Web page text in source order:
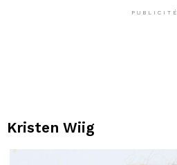
PUBLICITÉ
Kristen Wiig